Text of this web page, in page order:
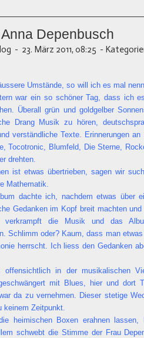
Depenbusch
- 23. März 2011, 08:25 -
Umstände, so will ich es mal
war ein so schöner Tag, dass ich
Überall grün und goldgelber
Drang Musik zu hören,
verständliche Texte. Erinnerungen
Tocotronic, Blumfeld, Die Sterne,
drehten.
ist etwas übertrieben, sagen wir
Mathematik.
dachte ich, nachdem etwas über
Gedanken im Kopf breit machten
verkrampft die Musik und das
Schlimm oder? Kaum, dass man
herrscht. Ich liess den Gedanken
in der musikalischen
mit Blues, hier und dort
da zu vernehmen. Dieser stetige
keinem Zeitpunkt.
heimischen Boxen erahnen lassen,
schwebt die Stimme der Frau